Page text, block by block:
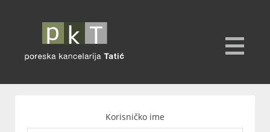
Korisničko ime